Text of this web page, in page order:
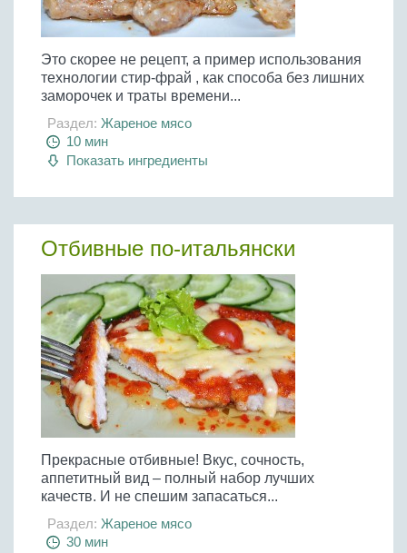
Это скорее не рецепт, а пример использования
технологии стир-фрай , как способа без лишних
заморочек и траты времени...
Раздел: Жареное мясо
10 мин
Показать ингредиенты
Отбивные по-итальянски
Прекрасные отбивные! Вкус, сочность,
аппетитный вид – полный набор лучших
качеств. И не спешим запасаться...
Раздел: Жареное мясо
30 мин